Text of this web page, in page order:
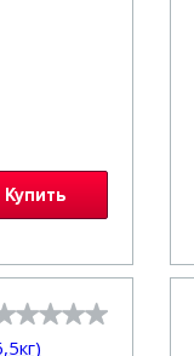
Купить